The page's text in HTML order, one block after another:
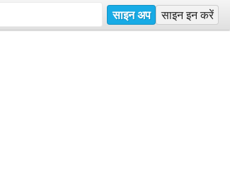
साइन अप साइन इन करें